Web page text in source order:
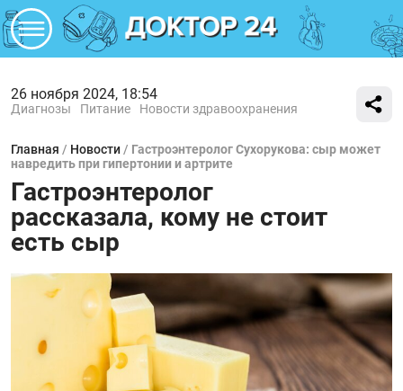
26 ноября 2024, 18:54
Диагнозы Питание Новости здравоохранения
Главная / Новости / Гастроэнтеролог Сухорукова: сыр может
навредить при гипертонии и артрите
Гастроэнтеролог
рассказала, кому не стоит
есть сыр